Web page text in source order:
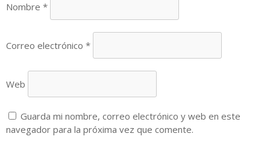
Nombre *
Correo electrónico *
Web
Guarda mi nombre, correo electrónico y web en este
navegador para la próxima vez que comente.